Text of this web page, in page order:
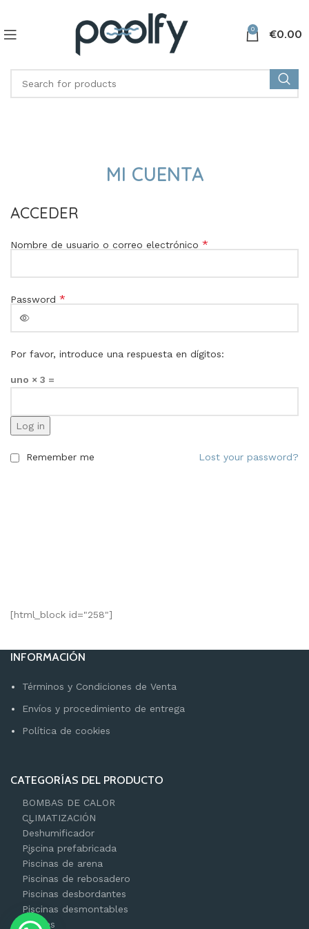
0 €0.00
MI CUENTA
ACCEDER
Nombre de usuario o correo electrónico *
Password *
Por favor, introduce una respuesta en dígitos:
uno × 3 =
Log in
Lost your password?
Remember me
[html_block id="258"]
INFORMACIÓN
Términos y Condiciones de Venta
Envíos y procedimiento de entrega
Política de cookies
CATEGORÍAS DEL PRODUCTO
BOMBAS DE CALOR
CLIMATIZACIÓN
Deshumificador
Piscina prefabricada
Piscinas de arena
Piscinas de rebosadero
Piscinas desbordantes
Piscinas desmontables
Saunas